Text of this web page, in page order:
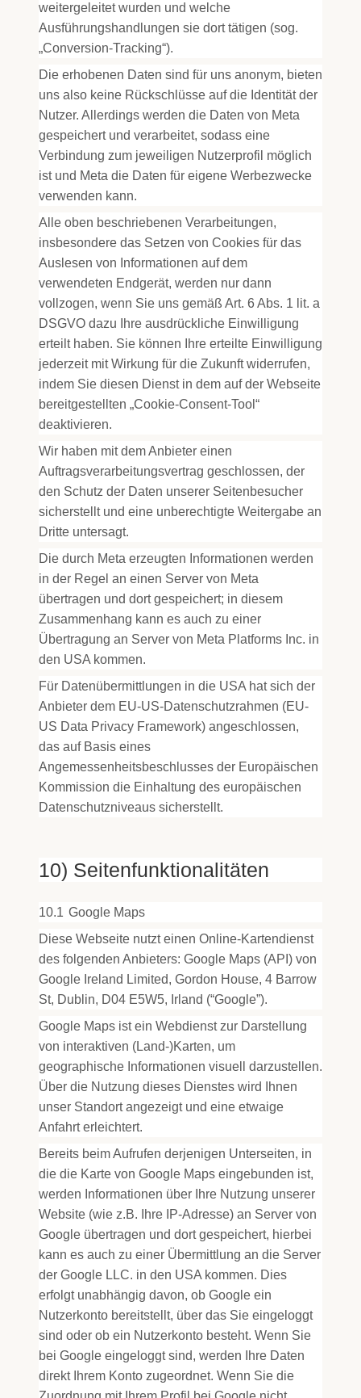
weitergeleitet wurden und welche
Ausführungshandlungen sie dort tätigen (sog.
„Conversion-Tracking“).
Die erhobenen Daten sind für uns anonym, bieten
uns also keine Rückschlüsse auf die Identität der
Nutzer. Allerdings werden die Daten von Meta
gespeichert und verarbeitet, sodass eine
Verbindung zum jeweiligen Nutzerprofil möglich
ist und Meta die Daten für eigene Werbezwecke
verwenden kann.
Alle oben beschriebenen Verarbeitungen,
insbesondere das Setzen von Cookies für das
Auslesen von Informationen auf dem
verwendeten Endgerät, werden nur dann
vollzogen, wenn Sie uns gemäß Art. 6 Abs. 1 lit. a
DSGVO dazu Ihre ausdrückliche Einwilligung
erteilt haben. Sie können Ihre erteilte Einwilligung
jederzeit mit Wirkung für die Zukunft widerrufen,
indem Sie diesen Dienst in dem auf der Webseite
bereitgestellten „Cookie-Consent-Tool“
deaktivieren.
Wir haben mit dem Anbieter einen
Auftragsverarbeitungsvertrag geschlossen, der
den Schutz der Daten unserer Seitenbesucher
sicherstellt und eine unberechtigte Weitergabe an
Dritte untersagt.
Die durch Meta erzeugten Informationen werden
in der Regel an einen Server von Meta
übertragen und dort gespeichert; in diesem
Zusammenhang kann es auch zu einer
Übertragung an Server von Meta Platforms Inc. in
den USA kommen.
Für Datenübermittlungen in die USA hat sich der
Anbieter dem EU-US-Datenschutzrahmen (EU-
US Data Privacy Framework) angeschlossen,
das auf Basis eines
Angemessenheitsbeschlusses der Europäischen
Kommission die Einhaltung des europäischen
Datenschutzniveaus sicherstellt.
10) Seitenfunktionalitäten
10.1 Google Maps
Diese Webseite nutzt einen Online-Kartendienst
des folgenden Anbieters: Google Maps (API) von
Google Ireland Limited, Gordon House, 4 Barrow
St, Dublin, D04 E5W5, Irland (“Google”).
Google Maps ist ein Webdienst zur Darstellung
von interaktiven (Land-)Karten, um
geographische Informationen visuell darzustellen.
Über die Nutzung dieses Dienstes wird Ihnen
unser Standort angezeigt und eine etwaige
Anfahrt erleichtert.
Bereits beim Aufrufen derjenigen Unterseiten, in
die die Karte von Google Maps eingebunden ist,
werden Informationen über Ihre Nutzung unserer
Website (wie z.B. Ihre IP-Adresse) an Server von
Google übertragen und dort gespeichert, hierbei
kann es auch zu einer Übermittlung an die Server
der Google LLC. in den USA kommen. Dies
erfolgt unabhängig davon, ob Google ein
Nutzerkonto bereitstellt, über das Sie eingeloggt
sind oder ob ein Nutzerkonto besteht. Wenn Sie
bei Google eingeloggt sind, werden Ihre Daten
direkt Ihrem Konto zugeordnet. Wenn Sie die